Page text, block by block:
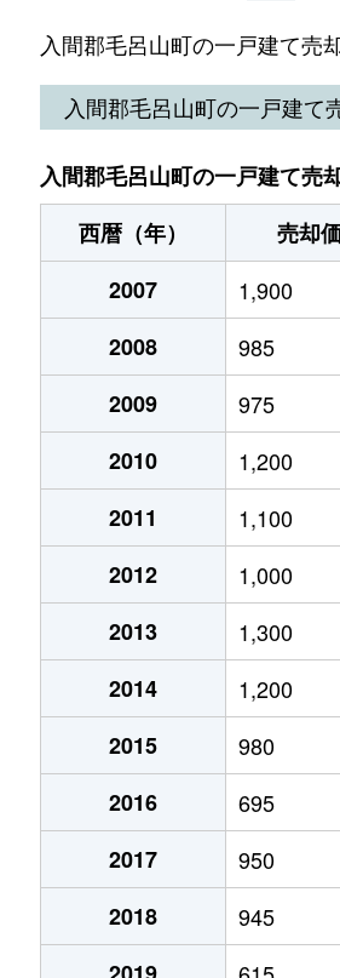
大字下川原
30万円
中央
430万円
中央
630万円
中央
650万円
530万円
大字長瀬
1,000万円
大字西大久保
500万円
大字西大久保
1,200万円
2,100万円
3,400万円
前久保南
1,200万円
前久保南
2,200万円
前久保南
390万円
3,100万円
入間郡毛呂山町の一戸建て売
入間郡毛呂山町の一戸建て
入間郡毛呂山町の一戸建て売
西暦（年）
売却
2007
1,900
2008
985
2009
975
2010
1,200
2011
1,100
2012
1,000
2013
1,300
2014
1,200
2015
980
2016
695
2017
950
2018
945